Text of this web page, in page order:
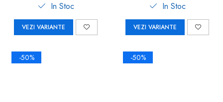
In Stoc
VEZI VARIANTE
In Stoc
VEZI VARIANTE
-50% -50%